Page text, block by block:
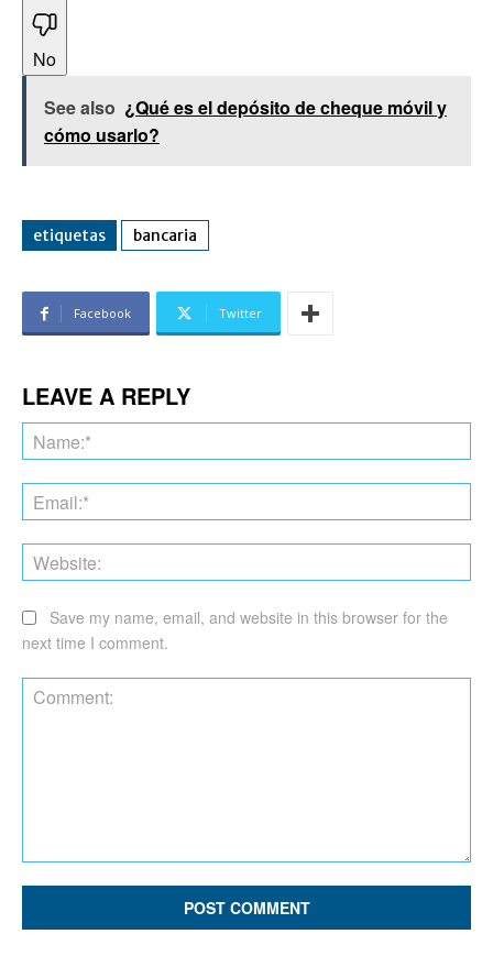
No
See also ¿Qué es el depósito de cheque móvil y
cómo usarlo?
etiquetas bancaria
Facebook Twitter
LEAVE A REPLY
Save my name, email, and website in this browser for the
next time I comment.